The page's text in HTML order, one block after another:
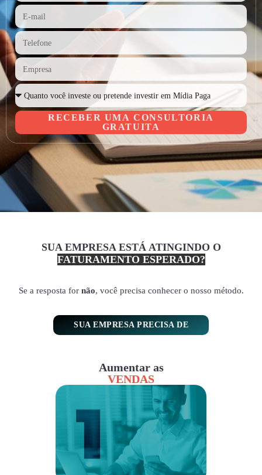
RECEBER UMA CONSULTORIA
GRATUITA
SUA EMPRESA ESTÁ ATINGINDO O
FATURAMENTO ESPERADO?
Se a resposta for não, você precisa conhecer o nosso método.
SUA EMPRESA PRECISA DE
Aumentar as
VENDAS